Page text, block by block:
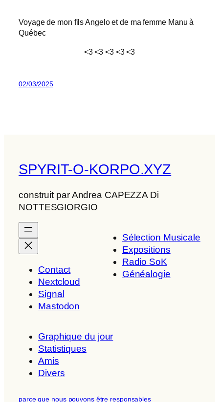
Voyage de mon fils Angelo et de ma femme Manu à
Québec
<3 <3 <3 <3 <3
02/03/2025
SPYRIT-O-KORPO.XYZ
construit par Andrea CAPEZZA Di
NOTTESGIORGIO
Contact
Nextcloud
Signal
Mastodon
Sélection Musicale
Expositions
Radio SoK
Généalogie
Graphique du jour
Statistiques
Amis
Divers
parce que nous pouvons être responsables